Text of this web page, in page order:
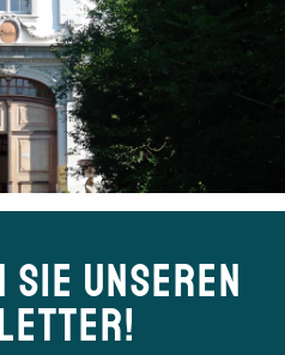
SIE UNSEREN